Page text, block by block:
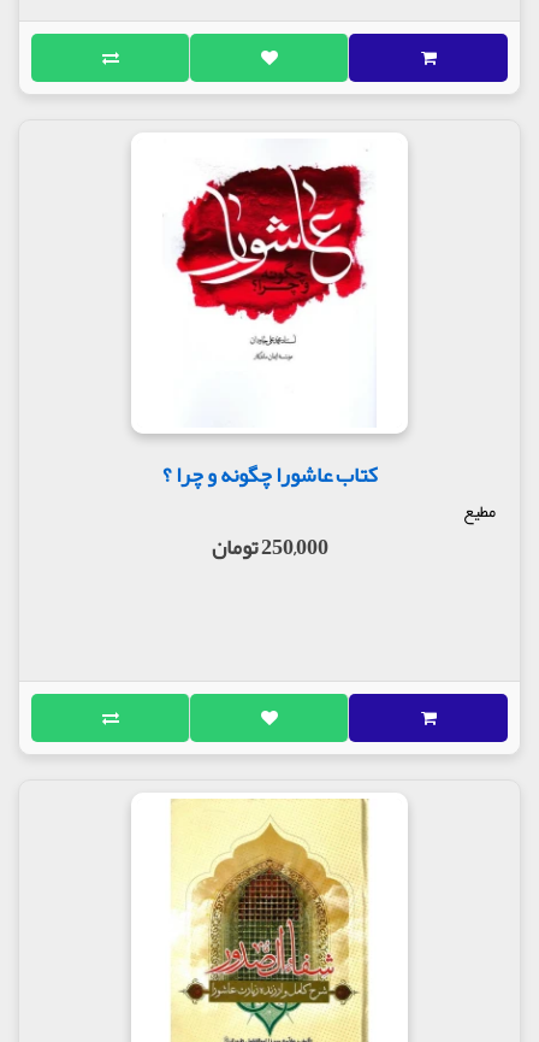
کتاب عاشورا چگونه و چرا ؟
مطیع
250,000 تومان